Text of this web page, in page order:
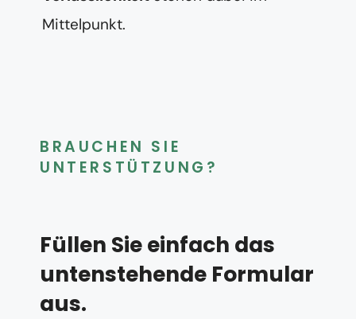
Mittelpunkt.
BRAUCHEN SIE
UNTERSTÜTZUNG?
Füllen Sie einfach das
untenstehende Formular
aus.